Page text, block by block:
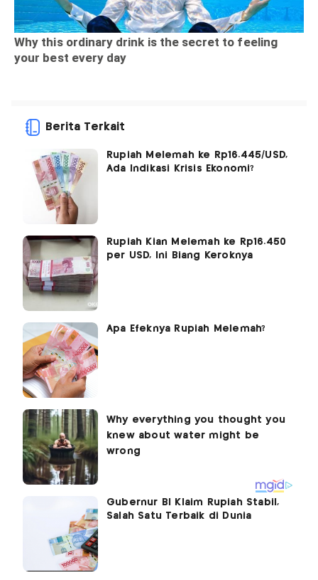
Berita Terkait
Rupiah Melemah ke Rp16.445/USD,
Ada Indikasi Krisis Ekonomi?
Rupiah Kian Melemah ke Rp16.450
per USD, Ini Biang Keroknya
Apa Efeknya Rupiah Melemah?
Gubernur BI Klaim Rupiah Stabil,
Salah Satu Terbaik di Dunia